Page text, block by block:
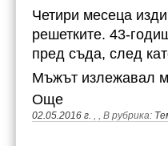
Четири месеца
решетките. 43-
пред съда, след
Мъжът излежавал
02.05.2016 г. , , В рубрика:
Още